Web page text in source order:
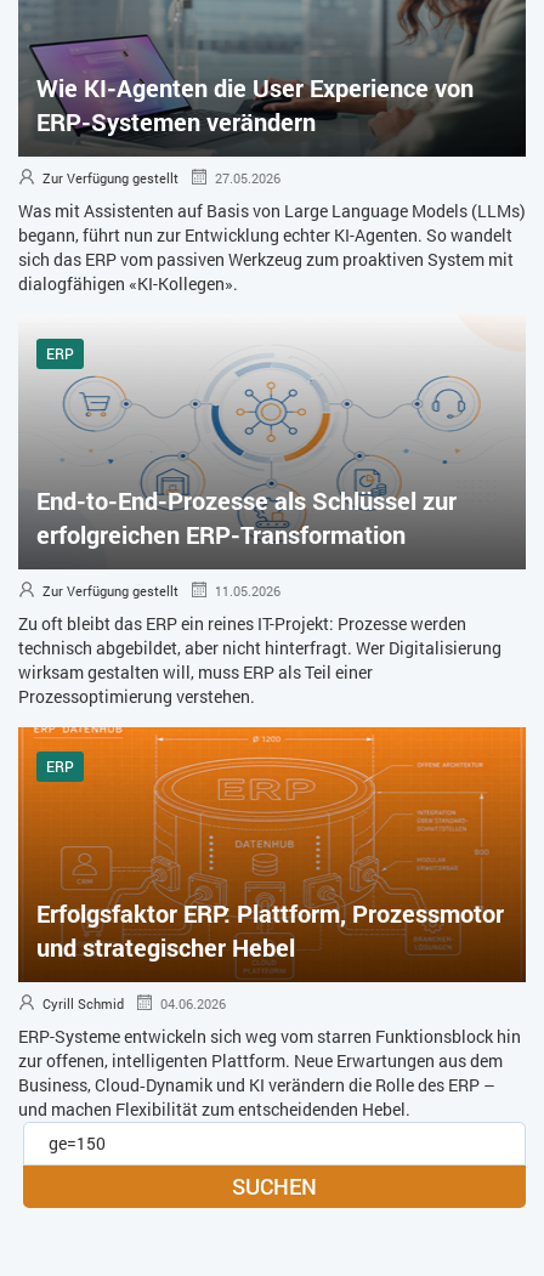
Wie KI-Agenten die User Experience von
ERP-Systemen verändern
Zur Verfügung gestellt 27.05.2026
Was mit Assistenten auf Basis von Large Language Models (LLMs)
begann, führt nun zur Entwicklung echter KI-Agenten. So wandelt
sich das ERP vom passiven Werkzeug zum proaktiven System mit
dialogfähigen «KI-Kollegen».
ERP
End-to-End-Prozesse als Schlüssel zur
erfolgreichen ERP-Transformation
Zur Verfügung gestellt 11.05.2026
Zu oft bleibt das ERP ein reines IT-Projekt: Prozesse werden
technisch abgebildet, aber nicht hinterfragt. Wer Digitalisierung
wirksam gestalten will, muss ERP als Teil einer
Prozessoptimierung verstehen.
ERP
Erfolgsfaktor ERP: Plattform, Prozessmotor
und strategischer Hebel
Cyrill Schmid 04.06.2026
ERP-Systeme entwickeln sich weg vom starren Funktionsblock hin
zur offenen, intelligenten Plattform. Neue Erwartungen aus dem
Business, Cloud‑Dynamik und KI verändern die Rolle des ERP –
und machen Flexibilität zum entscheidenden Hebel.
SUCHEN